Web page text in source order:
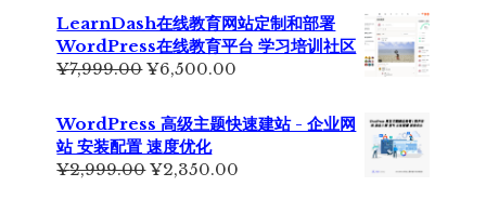
为：
¥699.00。
价
格
为：
¥499.00。
LearnDash在线教育网站定制和部署
WordPress在线教育平台 学习培训社区
¥7,999.00原
为：
¥7,999.00。
¥6,500.00
价
格
¥6,500.00。
WordPress 高级主题快速建站 - 企业网
站 安装配置 速度优化
¥2,999.00原
¥2,350.00